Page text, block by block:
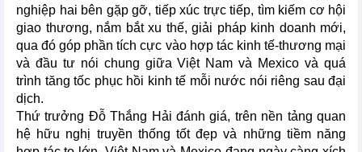
nghiệp hai bên gặp gỡ, tiếp xúc trực tiếp, tìm kiếm cơ hội
giao thương, nắm bắt xu thế, giải pháp kinh doanh mới,
qua đó góp phần tích cực vào hợp tác kinh tế-thương mại
và đầu tư nói chung giữa Việt Nam và Mexico và quá
trình tăng tốc phục hồi kinh tế mỗi nước nói riêng sau đại
dịch.
Thứ trưởng Đỗ Thắng Hải đánh giá, trên nền tảng quan
hệ hữu nghị truyền thống tốt đẹp và những tiềm năng